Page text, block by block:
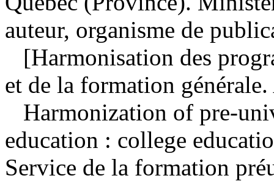
auteur, organisme de
[Harmonisation des
et de la formation
Harmonization of pre-
education : college
Service de la formation